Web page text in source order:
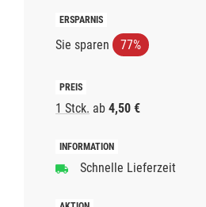
Sie sparen 77%
1 Stck. ab 4,50 €
Schnelle Lieferzeit